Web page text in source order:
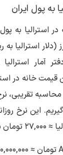
به پول ایران
استرالیا به
استرالیا به
تقریبی،
این نرخ